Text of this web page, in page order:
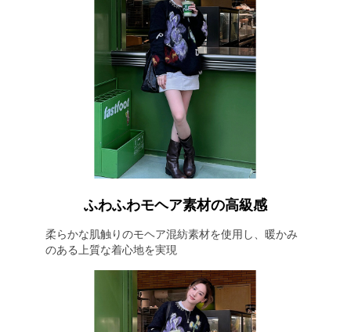
ふわふわモヘア素材の高級感
柔らかな肌触りのモヘア混紡素材を使用し、暖かみ
のある上質な着心地を実現